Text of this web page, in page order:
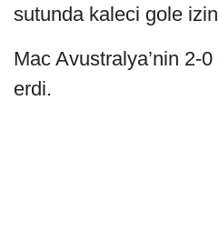
sutunda kaleci gole
Mac Avustralya’nin 2-
erdi.